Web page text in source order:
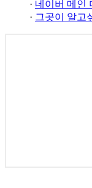
· 네이버 메인
· 그곳이 알고